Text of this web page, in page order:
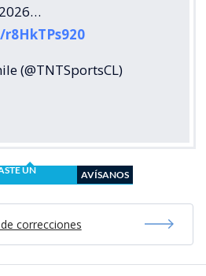
(@TNTSportsCL)
UN
AVÍSANOS
correcciones